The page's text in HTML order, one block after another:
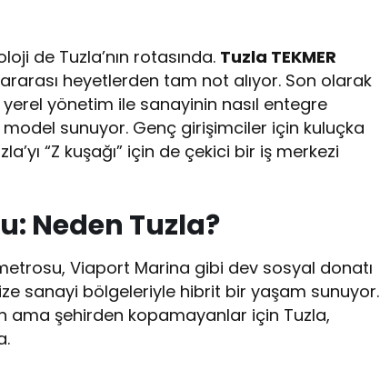
de Tuzla’nın rotasında. Tuzla TEKMER
heyetlerden tam not alıyor. Son olarak
yönetim ile sanayinin nasıl entegre
sunuyor. Genç girişimciler için kuluçka
“Z kuşağı” için de çekici bir iş merkezi
Neden Tuzla?
Viaport Marina gibi dev sosyal donatı
sanayi bölgeleriyle hibrit bir yaşam sunuyor.
ama şehirden kopamayanlar için Tuzla,